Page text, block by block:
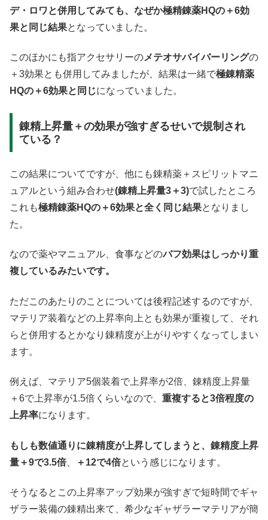
デ・ロワと併用してみても、なぜか極精錬薬HQの＋6効
果と同じ結果となっていました。
このほかにも指アクセサリーのメテオサバイバーリングの
＋3効果とも併用してみましたが、結果は一緒で極錬精薬
HQの＋6効果と同じになっていました。
錬精上昇量＋の効果が強すぎるせいで規制され
ている？
この結果についてですが、他にも錬精薬＋スピリットマニ
ュアルという組み合わせ(錬精上昇量3＋3)で試したところ
これも極精錬薬HQの＋6効果と全く同じ結果となりまし
た。
なので薬やマニュアル、食事などのバフ効果はしっかり重
複しているみたいです。
ただこのあたりのことについては後程記述するのですが、
マテリア装着などの上昇率向上とも効果が重複して、それ
らと併用するとかなり錬精度が上がりやすくなってしまい
ます。
例えば、マテリア5個装着で上昇率が2倍、錬精度上昇量
＋6で上昇率が1.5倍くらいなので、 重複すると3倍程度の
上昇率になります。
もしも数値通りに錬精度が上昇してしまうと、錬精度上昇
量＋9で3.5倍、 ＋12で4倍という感じになります。
そうなるとこの上昇率アップ効果が強すぎで短時間でギャ
ザラー装備の錬精出来て、希少なギャザラーマテリアが簡